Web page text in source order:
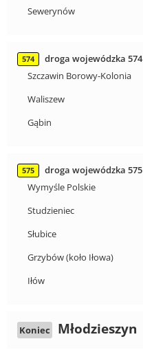
Sewerynów
574
droga wojewódzka 574
Szczawin Borowy-Kolonia
Waliszew
Gąbin
575
droga wojewódzka 575
Wymyśle Polskie
Studzieniec
Słubice
Grzybów (koło Iłowa)
Iłów
Koniec Młodzieszyn